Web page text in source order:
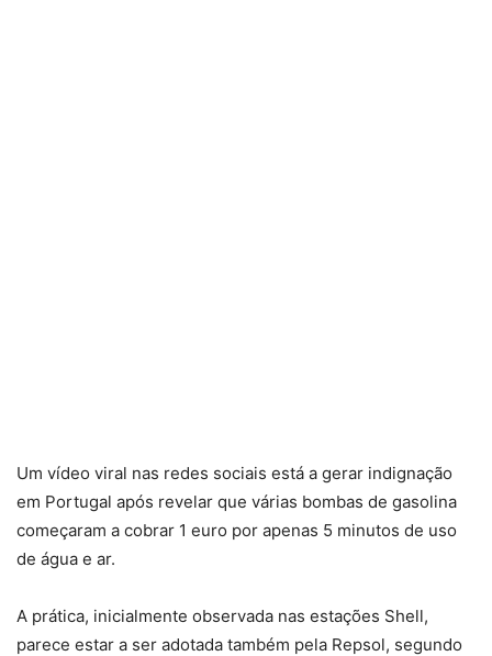
Um vídeo viral nas redes sociais está a gerar indignação
em Portugal após revelar que várias bombas de gasolina
começaram a cobrar 1 euro por apenas 5 minutos de uso
de água e ar.
A prática, inicialmente observada nas estações Shell,
parece estar a ser adotada também pela Repsol, segundo